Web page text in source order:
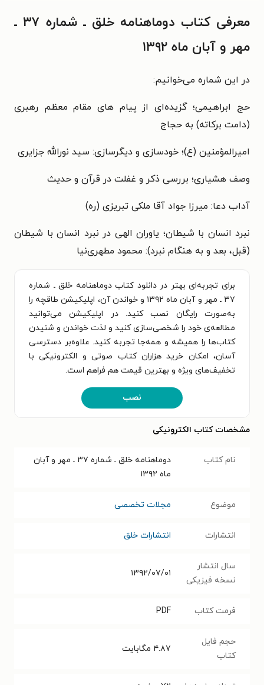
معرفی کتاب دوماهنامه خلق ـ شماره ۳۷ ـ
مهر و آبان ماه ۱۳۹۲
در این شماره می‌خوانیم:
حج ابراهیمی؛ گزیده‌ای از پیام های مقام معظم رهبری
(دامت برکاته) به حجاج
امیرالمؤمنین (ع)؛ خودسازی و دیگرسازی: سید نورالله جزایری
وصف هشیاری؛ بررسی ذکر و غفلت در قرآن و حدیث
آداب دعا: میرزا جواد آقا ملکی تبریزی (ره)
نبرد انسان با شیطان؛ یاوران الهی در نبرد انسان با شیطان
(قبل، بعد و به هنگام نبرد): محمود مطهری‌نیا
برای تجربه‌ای بهتر در دانلود کتاب دوماهنامه خلق ـ شماره
۳۷ ـ مهر و آبان ماه ۱۳۹۲ و خواندن آن، اپلیکیشن طاقچه را
به‌صورت رایگان نصب کنید. در اپلیکیشن می‌توانید
مطالعه‌ی خود را شخصی‌سازی کنید و لذت خواندن و شنیدن
کتاب‌ها را همیشه و همه‌جا تجربه کنید. علاوه‌بر دسترسی
آسان، امکان خرید هزاران کتاب صوتی و الکترونیکی با
تخفیف‌های ویژه و بهترین قیمت هم فراهم است.
نصب
مشخصات کتاب الکترونیکی
نام کتاب
دوماهنامه خلق ـ شماره ۳۷ ـ مهر و آبان
ماه ۱۳۹۲
موضوع مجلات تخصصی
انتشارات انتشارات خلق
سال انتشار
نسخه فیزیکی
۱۳۹۲/۰۷/۰۱
فرمت کتاب PDF
حجم فایل
کتاب
۴.۸۷ مگابایت